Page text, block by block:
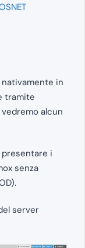
nativamente in
tramite
alcun
presentare i
senza
server